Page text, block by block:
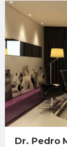
Dr. Pedro